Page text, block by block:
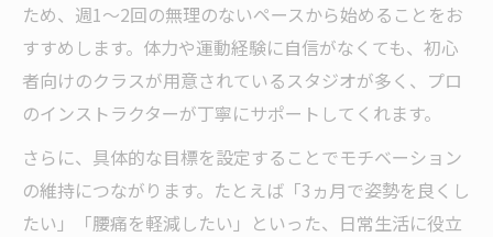
ため、週1〜2回の無理のないペースから始めることをお
すすめします。体力や運動経験に自信がなくても、初心
者向けのクラスが用意されているスタジオが多く、プロ
のインストラクターが丁寧にサポートしてくれます。
さらに、具体的な目標を設定することでモチベーション
の維持につながります。たとえば「3ヵ月で姿勢を良くし
たい」「腰痛を軽減したい」といった、日常生活に役立